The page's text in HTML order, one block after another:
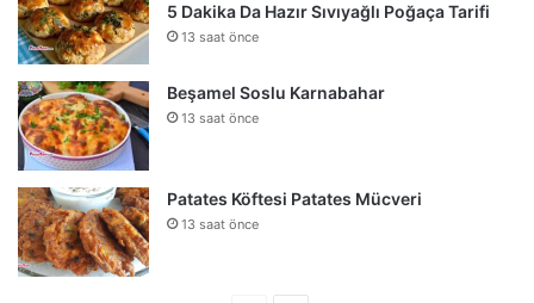
5 Dakika Da Hazır Sıvıyağlı Poğaça Tarifi
13 saat önce
Beşamel Soslu Karnabahar
13 saat önce
Patates Köftesi Patates Mücveri
13 saat önce